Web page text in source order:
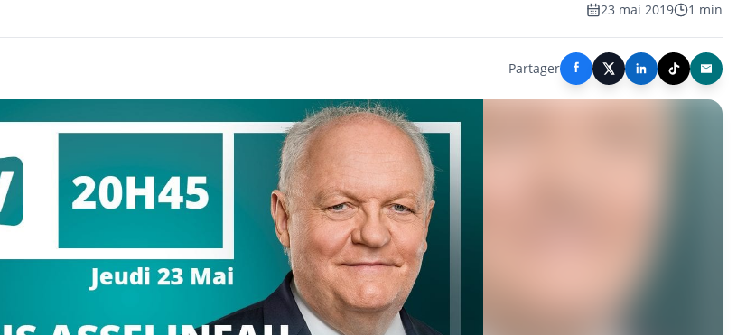
23 mai 2019 1 min
Partager